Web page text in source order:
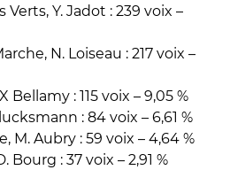
Y. Jadot : 239 voix –
N. Loiseau : 217 voix –
Bellamy : 115 voix – 9,05 %
: 84 voix – 6,61 %
M. Aubry : 59 voix – 4,64 %
Bourg : 37 voix – 2,91 %